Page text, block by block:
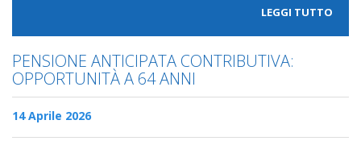
LEGGI TUTTO
PENSIONE ANTICIPATA CONTRIBUTIVA:
OPPORTUNITÀ A 64 ANNI
14 Aprile 2026